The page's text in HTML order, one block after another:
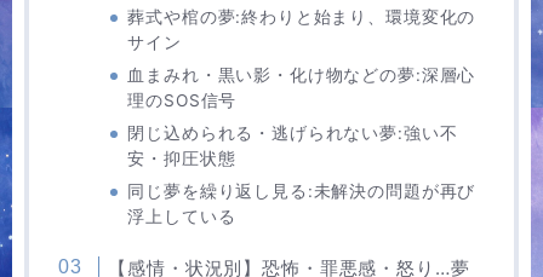
葬式や棺の夢:終わりと始まり、環境変化の
サイン
血まみれ・黒い影・化け物などの夢:深層心
理のSOS信号
閉じ込められる・逃げられない夢:強い不
安・抑圧状態
同じ夢を繰り返し見る:未解決の問題が再び
浮上している
【感情・状況別】恐怖・罪悪感・怒り…夢